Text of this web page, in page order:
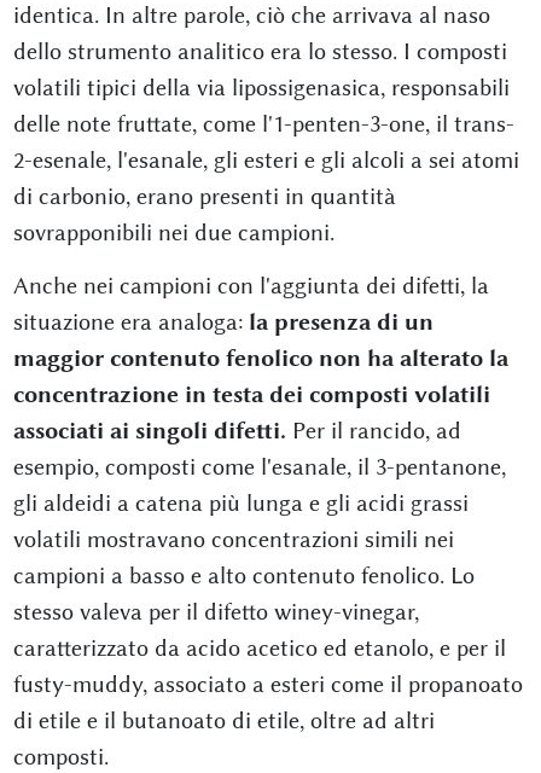
identica. In altre parole, ciò che arrivava al naso
dello strumento analitico era lo stesso. I composti
volatili tipici della via lipossigenasica, responsabili
delle note fruttate, come l'1-penten-3-one, il trans-
2-esenale, l'esanale, gli esteri e gli alcoli a sei atomi
di carbonio, erano presenti in quantità
sovrapponibili nei due campioni.
Anche nei campioni con l'aggiunta dei difetti, la
situazione era analoga: la presenza di un
maggior contenuto fenolico non ha alterato la
concentrazione in testa dei composti volatili
associati ai singoli difetti. Per il rancido, ad
esempio, composti come l'esanale, il 3-pentanone,
gli aldeidi a catena più lunga e gli acidi grassi
volatili mostravano concentrazioni simili nei
campioni a basso e alto contenuto fenolico. Lo
stesso valeva per il difetto winey-vinegar,
caratterizzato da acido acetico ed etanolo, e per il
fusty-muddy, associato a esteri come il propanoato
di etile e il butanoato di etile, oltre ad altri
composti.